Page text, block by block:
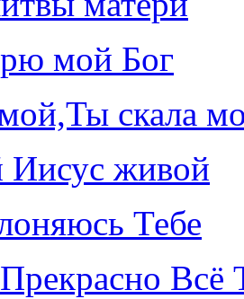
мой Бог
скала
живой
Тебе
Всё